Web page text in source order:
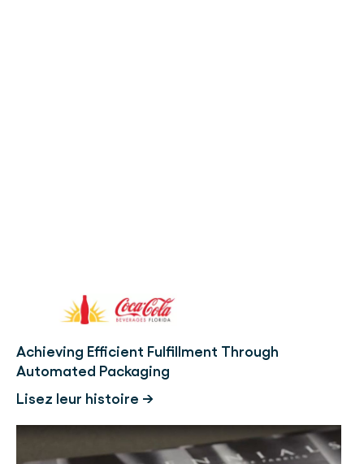
Achieving Efficient Fulfillment Through
Automated Packaging
Lisez leur histoire →